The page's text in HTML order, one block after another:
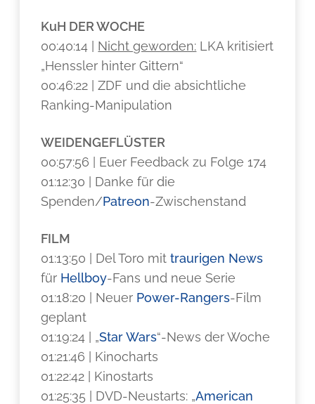
KuH DER WOCHE
00:40:14 | Nicht geworden: LKA kritisiert
„Henssler hinter Gittern“
00:46:22 | ZDF und die absichtliche
Ranking-Manipulation
WEIDENGEFLÜSTER
00:57:56 | Euer Feedback zu Folge 174
01:12:30 | Danke für die
Spenden/Patreon-Zwischenstand
FILM
01:13:50 | Del Toro mittraurigen News
für Hellboy-Fans und neue Serie
01:18:20 | Neuer Power-Rangers-Film
geplant
01:19:24 | „Star Wars“-News der Woche
01:21:46 | Kinocharts
01:22:42 | Kinostarts
01:25:35 | DVD-Neustarts: „American